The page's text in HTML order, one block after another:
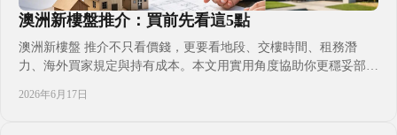
澳洲新樓盤推介：買前先看這5點
澳洲新樓盤 推介不只看價錢，更要看地段、交樓時間、租務潛
力、海外買家規定與持有成本。本文用實用角度協助你更穩妥部署
2026年6月17日